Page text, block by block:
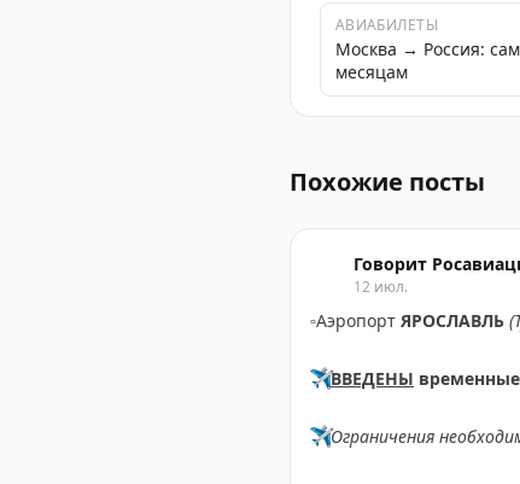
АВИАБИЛЕТЫ
Москва → Россия:
месяцам
Похожие посты
Говорит
12 июл.
▫️Аэропорт ЯРОСЛАВЛЬ
✈️ВВЕДЕНЫ
✈️Ограничения